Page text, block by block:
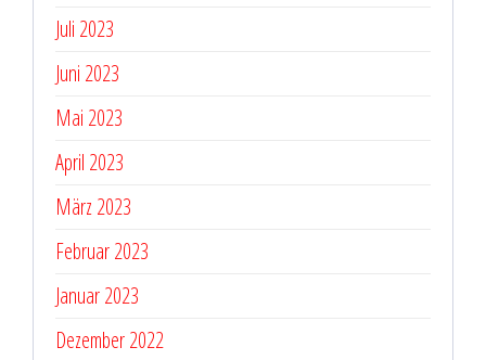
Juli 2023
Juni 2023
Mai 2023
April 2023
März 2023
Februar 2023
Januar 2023
Dezember 2022